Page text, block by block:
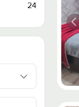
24